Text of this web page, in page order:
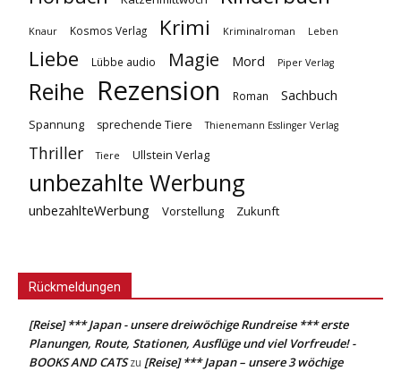
Knaur Kosmos Verlag Krimi Kriminalroman Leben
Liebe Lübbe audio Magie Mord Piper Verlag
Reihe Rezension Roman Sachbuch
Spannung sprechende Tiere Thienemann Esslinger Verlag
Thriller Tiere Ullstein Verlag
unbezahlte Werbung
unbezahlteWerbung Vorstellung Zukunft
Rückmeldungen
[Reise] *** Japan - unsere dreiwöchige Rundreise *** erste
Planungen, Route, Stationen, Ausflüge und viel Vorfreude! -
BOOKS AND CATSzu [Reise] *** Japan – unsere 3 wöchige